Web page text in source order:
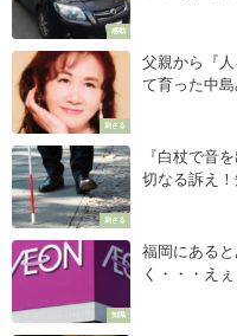
感動
刺さる
父親から『
て育った中島
刺さる
『白杖で音
切なる訴え！
知識
福岡にある
く・・・え